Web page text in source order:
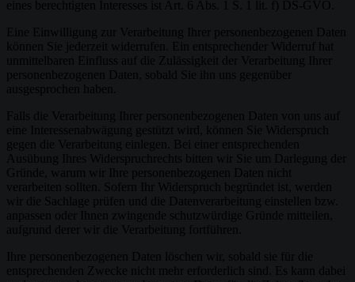
eines berechtigten Interesses ist Art. 6 Abs. 1 S. 1 lit. f) DS-GVO.
Eine Einwilligung zur Verarbeitung Ihrer personenbezogenen Daten
können Sie jederzeit widerrufen. Ein entsprechender Widerruf hat
unmittelbaren Einfluss auf die Zulässigkeit der Verarbeitung Ihrer
personenbezogenen Daten, sobald Sie ihn uns gegenüber
ausgesprochen haben.
Falls die Verarbeitung Ihrer personenbezogenen Daten von uns auf
eine Interessenabwägung gestützt wird, können Sie Widerspruch
gegen die Verarbeitung einlegen. Bei einer entsprechenden
Ausübung Ihres Widerspruchrechts bitten wir Sie um Darlegung der
Gründe, warum wir Ihre personenbezogenen Daten nicht
verarbeiten sollten. Sofern Ihr Widerspruch begründet ist, werden
wir die Sachlage prüfen und die Datenverarbeitung einstellen bzw.
anpassen oder Ihnen zwingende schutzwürdige Gründe mitteilen,
aufgrund derer wir die Verarbeitung fortführen.
Ihre personenbezogenen Daten löschen wir, sobald sie für die
entsprechenden Zwecke nicht mehr erforderlich sind. Es kann dabei